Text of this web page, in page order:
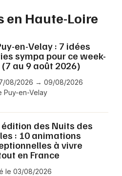
en Haute-Loire
en-Velay : 7 idées
sympa pour ce week-
au 9 août 2026)
08/2026 → 09/08/2026
Puy-en-Velay
édition des Nuits des
: 10 animations
à vivre
en France
le 03/08/2026